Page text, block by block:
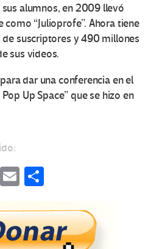
alumnos, en 2009 llevó
como “Julioprofe”. Ahora tiene
suscriptores y 490 millones
sus videos.
dar una conferencia en el
Up Space” que se hizo en
Li
E
ail m
p